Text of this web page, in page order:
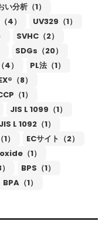
い分析（1）
4）
UV329（1）
SVHC（2）
SDGs（20）
4）
PL法（1）
（8）
（1）
JIS L 1099（1）
JIS L 1092（1）
）
ECサイト（2）
（1）
BPS（1）
BPA（1）